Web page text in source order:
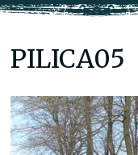
PILICA05